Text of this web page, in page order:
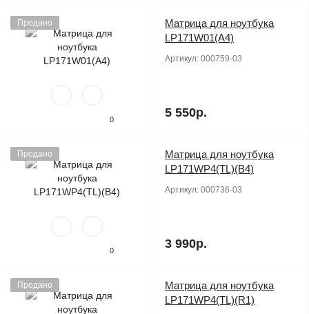
Продано
0
Матрица для ноутбука
LP171W01(A4)
Артикул: 000759-03
5 550р.
Продано
0
Матрица для ноутбука
LP171WP4(TL)(B4)
Артикул: 000736-03
3 990р.
Продано
Матрица для ноутбука
LP171WP4(TL)(R1)